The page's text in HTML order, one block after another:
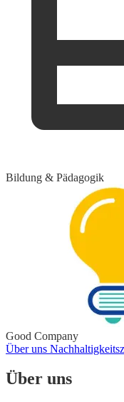
Bildung & Pädagogik
Good Company
Über uns
Über uns